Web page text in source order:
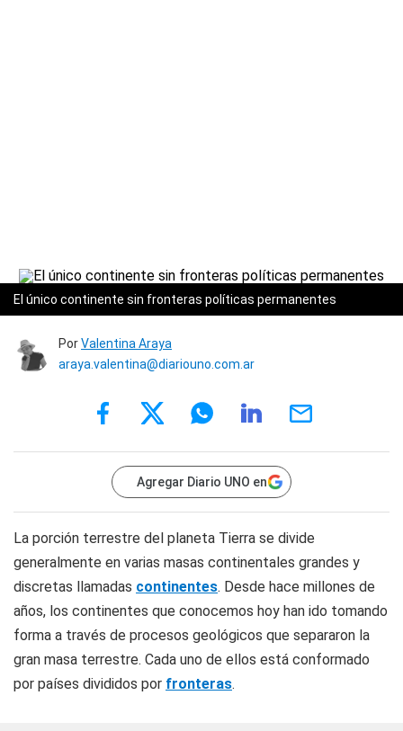
El único continente sin fronteras políticas permanentes
PorValentina Araya
araya.valentina@diariouno.com.ar
Agregar Diario UNO en
La porción terrestre del planeta Tierra se divide
generalmente en varias masas continentales grandes y
discretas llamadas continentes. Desde hace millones de
años, los continentes que conocemos hoy han ido tomando
forma a través de procesos geológicos que separaron la
gran masa terrestre. Cada uno de ellos está conformado
por países divididos por fronteras.